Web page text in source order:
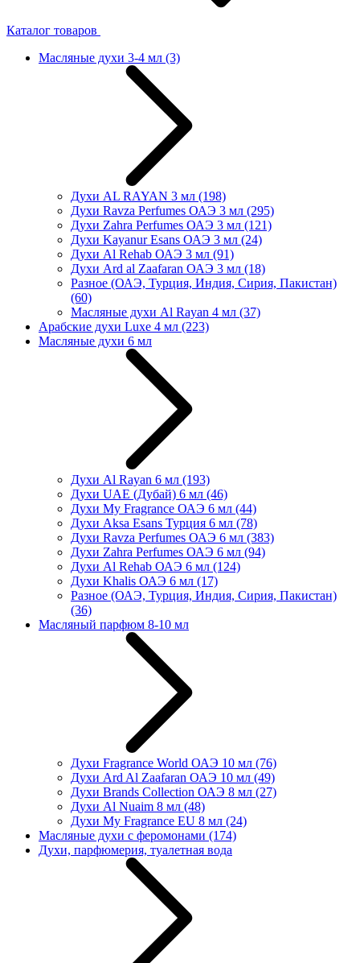
Каталог товаров
Масляные духи 3-4 мл (3)
Духи AL RAYAN 3 мл (198)
Духи Ravza Perfumes ОАЭ 3 мл (295)
Духи Zahra Perfumes ОАЭ 3 мл (121)
Духи Kayanur Esans ОАЭ 3 мл (24)
Духи Al Rehab ОАЭ 3 мл (91)
Духи Ard al Zaafaran ОАЭ 3 мл (18)
Разное (ОАЭ, Турция, Индия, Сирия, Пакистан)
(60)
Масляные духи Al Rayan 4 мл (37)
Арабские духи Luxe 4 мл (223)
Масляные духи 6 мл
Духи Al Rayan 6 мл (193)
Духи UAE (Дубай) 6 мл (46)
Духи My Fragrance ОАЭ 6 мл (44)
Духи Aksa Esans Турция 6 мл (78)
Духи Ravza Perfumes ОАЭ 6 мл (383)
Духи Zahra Perfumes ОАЭ 6 мл (94)
Духи Al Rehab ОАЭ 6 мл (124)
Духи Khalis ОАЭ 6 мл (17)
Разное (ОАЭ, Турция, Индия, Сирия, Пакистан)
(36)
Масляный парфюм 8-10 мл
Духи Fragrance World ОАЭ 10 мл (76)
Духи Ard Al Zaafaran ОАЭ 10 мл (49)
Духи Brands Collection ОАЭ 8 мл (27)
Духи Al Nuaim 8 мл (48)
Духи My Fragrance EU 8 мл (24)
Масляные духи с феромонами (174)
Духи, парфюмерия, туалетная вода